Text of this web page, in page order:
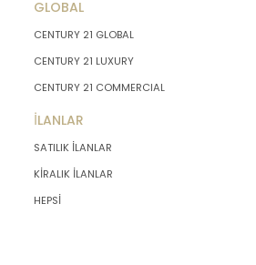
GLOBAL
CENTURY 21 GLOBAL
CENTURY 21 LUXURY
CENTURY 21 COMMERCIAL
İLANLAR
SATILIK İLANLAR
KİRALIK İLANLAR
HEPSİ